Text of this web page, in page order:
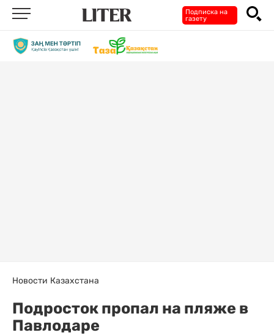
Подписка на
газету
Новости Казахстана
Подросток пропал на пляже в
Павлодаре